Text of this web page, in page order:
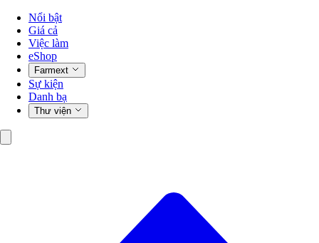
Nổi bật
Giá cả
Việc làm
eShop
Farmext
Sự kiện
Danh bạ
Thư viện